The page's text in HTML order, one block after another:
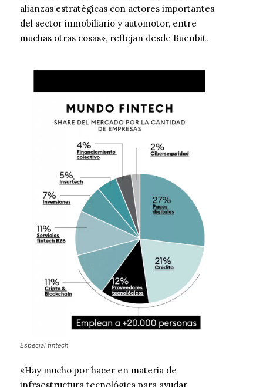
alianzas estratégicas con actores importantes
del sector inmobiliario y automotor, entre
muchas otras cosas», reflejan desde Buenbit.
Especial fintech
«Hay mucho por hacer en materia de